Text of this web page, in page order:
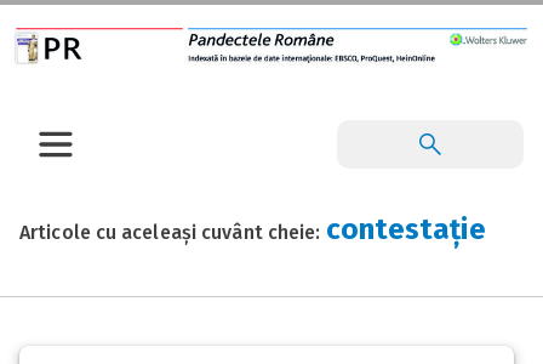
Articole cu aceleași cuvânt cheie: contestație